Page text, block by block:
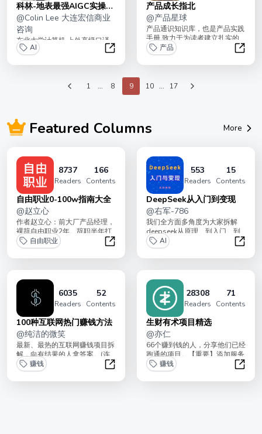
科林-地表最强AIGC实操应
用
@Colin Lee 大连宏信商业
咨询
东北大学计算机 上外高级口译
达沃斯论坛东港商务区 目前国
AI
科林-地表最强AIGC实操应用
产品成长指北
@产品星球
产品通识知识库，也是产品实践
手册 致力于为读者建立扎实的
产品基本功
产品
产品
1 ... 8 9 10 ... 17
Featured Columns More
8737
Readers
166
Contents
自由职业0-100w指南大全
@赵立心
作者赵立心：前大厂产品经理，
裸辞自由职业2年。辞职半年打
平原收入，毕业4年实现月入六
位数。擅长帮助职...
自由职业
自由职业0-100w指南大全
553
Readers
15
Contents
DeepSeek从入门到变现
@右军-786
我们全方面多角度为大家拆解
deepseek从原理、到入门、到
升级的各种实用知识，带领大家
成为第一批把...
AI
6035
Readers
52
Contents
100种互联网热门赚钱方法
@纯洁的微笑
最新、最热的互联网赚钱项目拆
解，向有结果的人拿答案。(连
载中，每周更新1篇，每周涨价1
次！)[重要]...
赚钱
100种互联网热门赚钱方法
28308
Readers
71
Contents
生财有术项目精选
@亦仁
66个赚到钱的人，分享他们已经
跑通的项目。【重要】添加服务
官鱼丸微信(yuwan831)，领取
配套的...
赚钱
生财